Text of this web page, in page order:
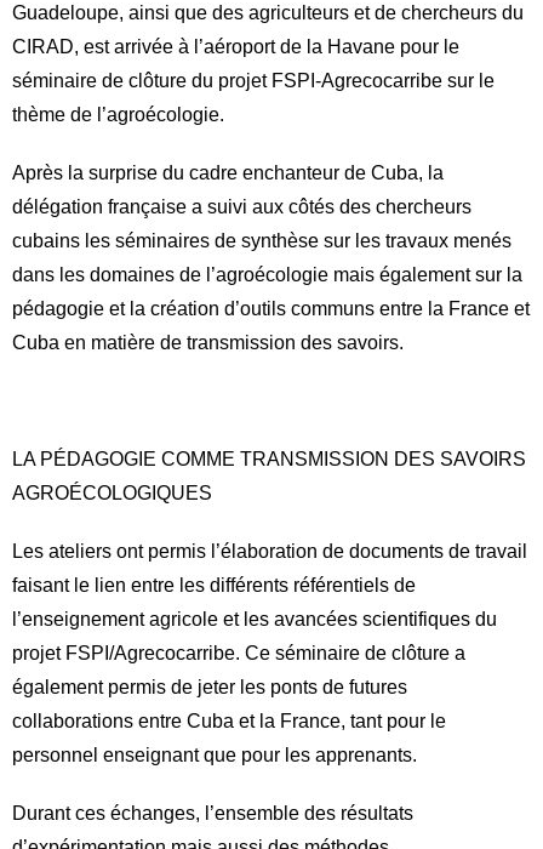
Guadeloupe, ainsi que des agriculteurs et de chercheurs du
CIRAD, est arrivée à l’aéroport de la Havane pour le
séminaire de clôture du projet FSPI-Agrecocarribe sur le
thème de l’agroécologie.
Après la surprise du cadre enchanteur de Cuba, la
délégation française a suivi aux côtés des chercheurs
cubains les séminaires de synthèse sur les travaux menés
dans les domaines de l’agroécologie mais également sur la
pédagogie et la création d’outils communs entre la France et
Cuba en matière de transmission des savoirs.
LA PÉDAGOGIE COMME TRANSMISSION DES SAVOIRS
AGROÉCOLOGIQUES
Les ateliers ont permis l’élaboration de documents de travail
faisant le lien entre les différents référentiels de
l’enseignement agricole et les avancées scientifiques du
projet FSPI/Agrecocarribe. Ce séminaire de clôture a
également permis de jeter les ponts de futures
collaborations entre Cuba et la France, tant pour le
personnel enseignant que pour les apprenants.
Durant ces échanges, l’ensemble des résultats